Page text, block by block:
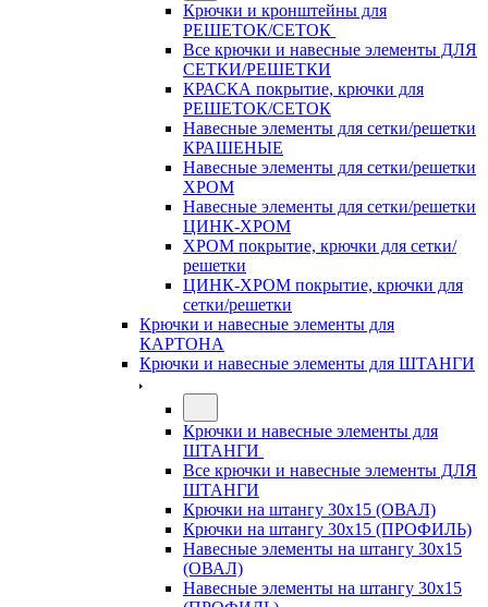
Крючки и кронштейны для
РЕШЕТОК/СЕТОК
Все крючки и навесные элементы ДЛЯ
СЕТКИ/РЕШЕТКИ
КРАСКА покрытие, крючки для
РЕШЕТОК/СЕТОК
Навесные элементы для сетки/решетки
КРАШЕНЫЕ
Навесные элементы для сетки/решетки
ХРОМ
Навесные элементы для сетки/решетки
ЦИНК-ХРОМ
ХРОМ покрытие, крючки для сетки/
решетки
ЦИНК-ХРОМ покрытие, крючки для
сетки/решетки
Крючки и навесные элементы для
КАРТОНА
Крючки и навесные элементы для ШТАНГИ
Крючки и навесные элементы для
ШТАНГИ
Все крючки и навесные элементы ДЛЯ
ШТАНГИ
Крючки на штангу 30х15 (ОВАЛ)
Крючки на штангу 30х15 (ПРОФИЛЬ)
Навесные элементы на штангу 30х15
(ОВАЛ)
Навесные элементы на штангу 30х15